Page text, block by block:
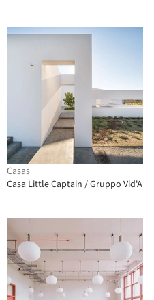
Casas
Casa Little Captain / Gruppo Vid'A